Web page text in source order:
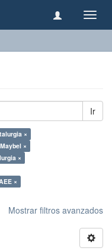
Ir
×
×
×
×
Mostrar filtros avanzados